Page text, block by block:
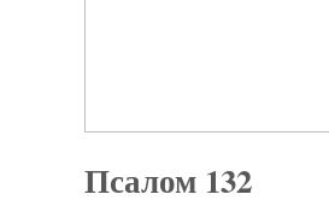
Псалом 132